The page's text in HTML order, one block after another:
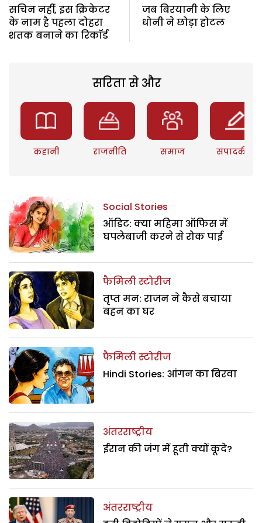
सचिन नहीं, इस क्रिकेटर
के नाम है पहला दोहरा
शतक बनाने का रिकॉर्ड
जब बिरयानी के लिए
धोनी ने छोड़ा होटल
सरिता से और
कहानी राजनीति समाज संपादकीय
Social Stories
ऑडिट: क्या महिमा ऑफिस में
घपलेबाजी करने से रोक पाई
फैमिली स्टोरीज
तृप्त मन: राजन ने कैसे बचाया
बहन का घर
फैमिली स्टोरीज
Hindi Stories: आंगन का बिरवा
अंतरराष्ट्रीय
ईरान की जंग में हूती क्यों कूदे?
अंतरराष्ट्रीय